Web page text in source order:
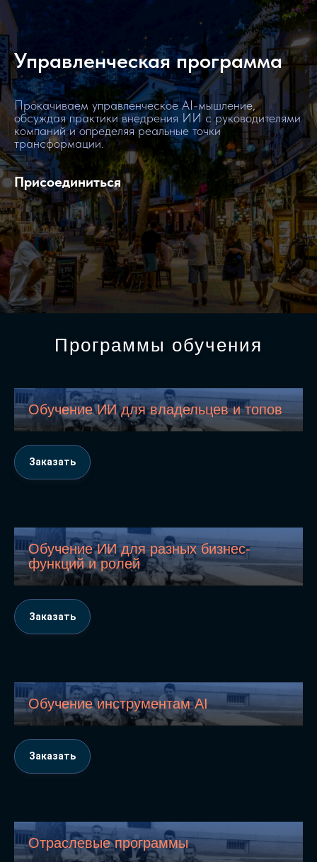
Управленческая программа
Прокачиваем управленческое AI-мышление,
обсуждая практики внедрения ИИ с руководителями
компаний и определяя реальные точки
трансформации.
Присоединиться
Программы обучения
Обучение ИИ для владельцев и топов
Заказать
Обучение ИИ для разных бизнес-
функций и ролей
Заказать
Обучение инструментам AI
Заказать
Отраслевые программы